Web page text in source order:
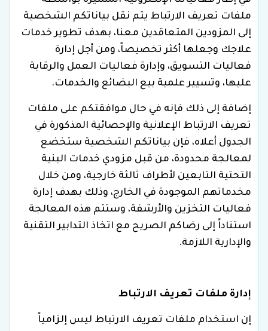
ملفات تعريف الارتباط يتم نقل بياناتكم الشخصية
إلى المزودين المتعاقدين معنا، بهدف تطوير خدمات
علاجك وجعلها أكثر تخصيصاً، ومن أجل إدارة
فعاليات التسويق، وإدارة فعاليات العمل والرقابة
عليها، وتسيير علمية بيع البضائع والخدمات.
إضافة إلى ذلك فإنه في حال موافقتكم على ملفات
تعريف الارتباط الإعلانية والإحصائية المذكورة في
الجدول أعلاه، فإن بياناتكم الشخصية ستخضع
لمعالجة محدودة، من قبل مزودي خدمات البنية
التحتية التابعين لأطراف ثالثة خارجية، ومن خلال
مخدماتهم الموجودة في الخارج، وذلك بهدف إدارة
فعاليات التخزين والأرشفة، وستتم هذه المعالجة
استناداً إلى رضاكم الصريح مع اتخاذ التدابير التقنية
والإدارية اللازمة.
إدارة ملفات تعريف الارتباط
إن استخدام ملفات تعريف الارتباط ليس إلزامياً